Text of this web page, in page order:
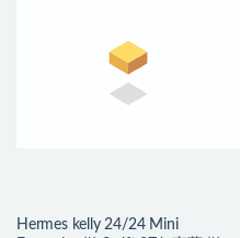
Hermes kelly 24/24 Mini